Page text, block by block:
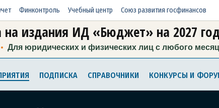
Финконтроль Учебный центр Союз развития госфинансов
на издания ИД «Бюджет» на 2027
Для юридических и физических лиц с любого
ПОДПИСКА СПРАВОЧНИКИ КОНКУРСЫ И